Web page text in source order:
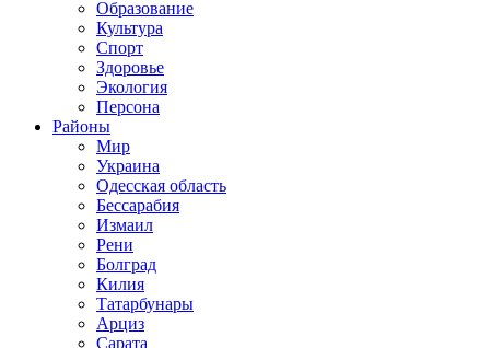
Образование
Культура
Спорт
Здоровье
Экология
Персона
Районы
Мир
Украина
Одесская область
Бессарабия
Измаил
Рени
Болград
Килия
Татарбунары
Арциз
Сарата